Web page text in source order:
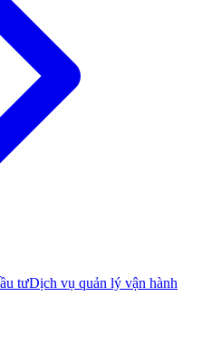
tưDịch vụ quản lý vận hành